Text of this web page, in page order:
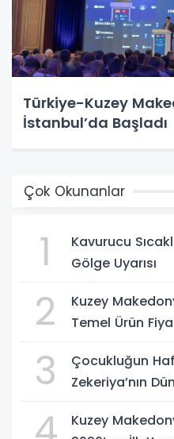
Türkiye-Kuzey
İstanbul’da Başladı
Çok Okunanlar
1
Kavurucu
Gölge Uyarısı
2
Kuzey
Temel Ürün
3
Çocukluğun
Zekeriya’nın
Kuzey